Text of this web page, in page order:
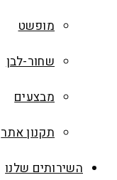
מופשט
שחור-לבן
מבצעים
תקנון אתר
השירותים שלנו